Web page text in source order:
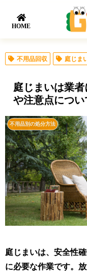
HOME
不用品回収 庭じま
庭じまいは業
や注意点につい
不用品別の処分方法
庭じまいは、安全性
に必要な作業です。